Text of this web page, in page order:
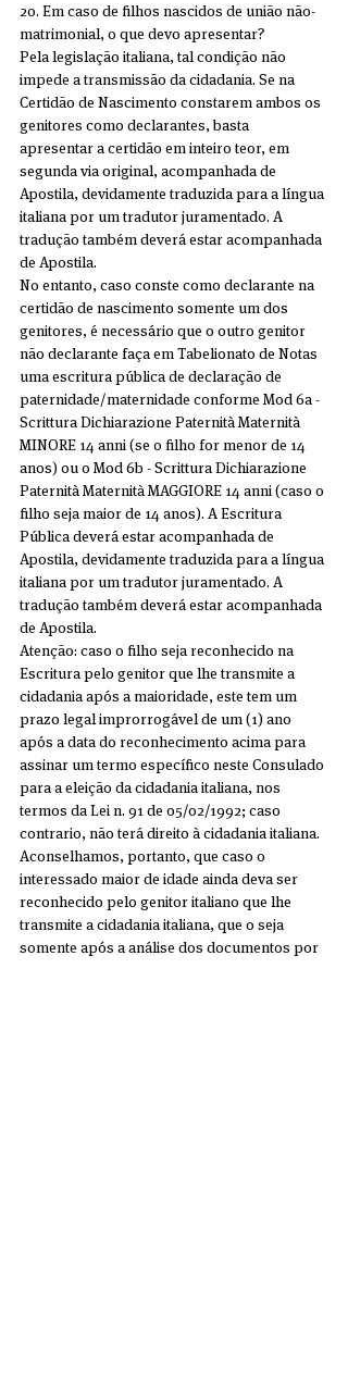
20. Em caso de filhos nascidos de união não-
matrimonial, o que devo apresentar?
Pela legislação italiana, tal condição não
impede a transmissão da cidadania. Se na
Certidão de Nascimento constarem ambos os
genitores como declarantes, basta
apresentar a certidão em inteiro teor, em
segunda via original, acompanhada de
Apostila, devidamente traduzida para a língua
italiana por um tradutor juramentado. A
tradução também deverá estar acompanhada
de Apostila.
No entanto, caso conste como declarante na
certidão de nascimento somente um dos
genitores, é necessário que o outro genitor
não declarante faça em Tabelionato de Notas
uma escritura pública de declaração de
paternidade/maternidade conforme Mod 6a -
Scrittura Dichiarazione Paternità Maternità
MINORE 14 anni (se o filho for menor de 14
anos) ou o Mod 6b - Scrittura Dichiarazione
Paternità Maternità MAGGIORE 14 anni (caso o
filho seja maior de 14 anos). A Escritura
Pública deverá estar acompanhada de
Apostila, devidamente traduzida para a língua
italiana por um tradutor juramentado. A
tradução também deverá estar acompanhada
de Apostila.
Atenção: caso o filho seja reconhecido na
Escritura pelo genitor que lhe transmite a
cidadania após a maioridade, este tem um
prazo legal improrrogável de um (1) ano
após a data do reconhecimento acima para
assinar um termo específico neste Consulado
para a eleição da cidadania italiana, nos
termos da Lei n. 91 de 05/02/1992; caso
contrario, não terá direito à cidadania italiana.
Aconselhamos, portanto, que caso o
interessado maior de idade ainda deva ser
reconhecido pelo genitor italiano que lhe
transmite a cidadania italiana, que o seja
somente após a análise dos documentos por